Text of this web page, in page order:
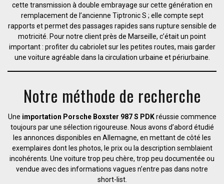
cette transmission à double embrayage sur cette génération en
remplacement de l’ancienne Tiptronic S ; elle compte sept
rapports et permet des passages rapides sans rupture sensible de
motricité. Pour notre client près de Marseille, c’était un point
important : profiter du cabriolet sur les petites routes, mais garder
une voiture agréable dans la circulation urbaine et périurbaine.
Notre méthode de recherche
Une importation Porsche Boxster 987 S PDKréussie commence
toujours par une sélection rigoureuse. Nous avons d’abord étudié
les annonces disponibles en Allemagne, en mettant de côté les
exemplaires dont les photos, le prix ou la description semblaient
incohérents. Une voiture trop peu chère, trop peu documentée ou
vendue avec des informations vagues n’entre pas dans notre
short-list.